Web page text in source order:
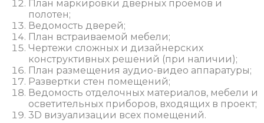
План маркировки дверных проемов и
полотен;
Ведомость дверей;
План встраиваемой мебели;
Чертежи сложных и дизайнерских
конструктивных решений (при наличии);
План размещения аудио-видео аппаратуры;
Развертки стен помещений;
Ведомость отделочных материалов, мебели и
осветительных приборов, входящих в проект;
3D визуализации всех помещений.